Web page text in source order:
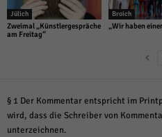
Jülich
Zweimal „Künstlergespräche
am Freitag“
Broich
„Wir haben
§ 1 Der Kommentar entspricht im
wird, dass die Schreiber von
unterzeichnen.